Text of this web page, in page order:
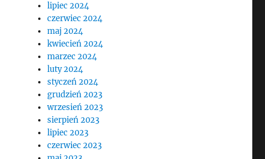
lipiec 2024
czerwiec 2024
maj 2024
kwiecień 2024
marzec 2024
luty 2024
styczeń 2024
grudzień 2023
wrzesień 2023
sierpień 2023
lipiec 2023
czerwiec 2023